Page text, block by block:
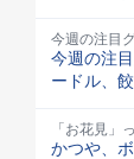
今週の注目
今週の注
ードル、
「お花見」
かつや、